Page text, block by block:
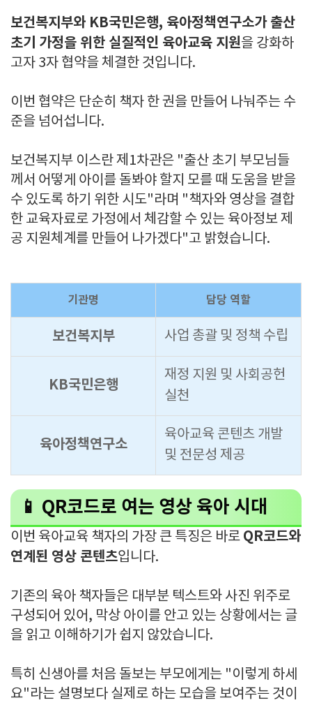
보건복지부와 KB국민은행, 육아정책연구소가 출산
초기 가정을 위한 실질적인 육아교육 지원을 강화하
고자 3자 협약을 체결한 것입니다.
이번 협약은 단순히 책자 한 권을 만들어 나눠주는 수
준을 넘어섭니다.
보건복지부 이스란 제1차관은 "출산 초기 부모님들
께서 어떻게 아이를 돌봐야 할지 모를 때 도움을 받을
수 있도록 하기 위한 시도"라며 "책자와 영상을 결합
한 교육자료로 가정에서 체감할 수 있는 육아정보 제
공 지원체계를 만들어 나가겠다"고 밝혔습니다.
기관명 담당 역할
보건복지부 사업 총괄 및 정책 수립
KB국민은행
재정 지원 및 사회공헌
실천
육아정책연구소
육아교육 콘텐츠 개발
및 전문성 제공
📱 QR코드로 여는 영상 육아 시대
이번 육아교육 책자의 가장 큰 특징은 바로 QR코드와
연계된 영상 콘텐츠입니다.
기존의 육아 책자들은 대부분 텍스트와 사진 위주로
구성되어 있어, 막상 아이를 안고 있는 상황에서는 글
을 읽고 이해하기가 쉽지 않았습니다.
특히 신생아를 처음 돌보는 부모에게는 "이렇게 하세
요"라는 설명보다 실제로 하는 모습을 보여주는 것이